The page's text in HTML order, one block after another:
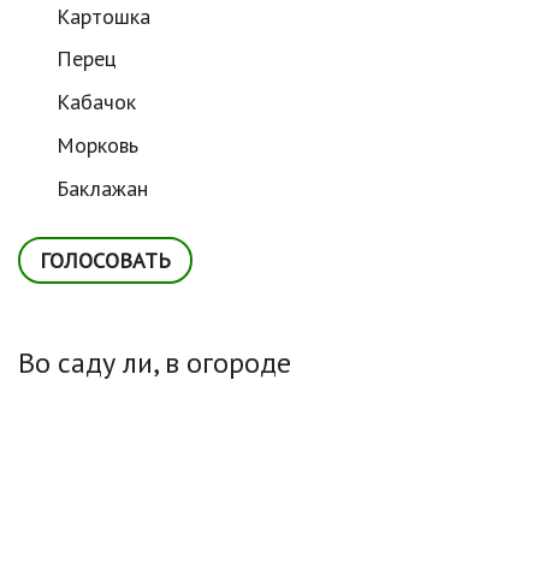
Картошка
Перец
Кабачок
Морковь
Баклажан
Во саду ли, в огороде